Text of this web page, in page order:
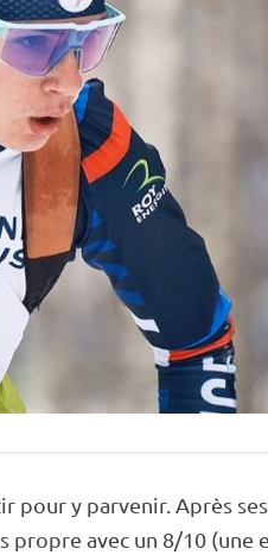
pour y parvenir. Après
avec un 8/10 (une